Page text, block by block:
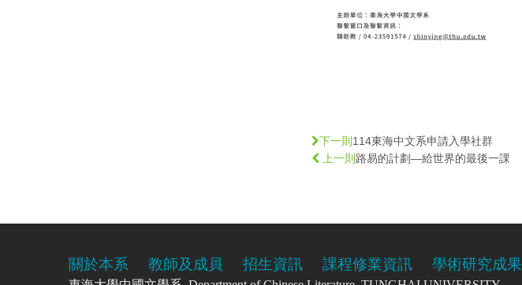
下一則 114東海中文系申請入學社群
上一則 路易的計劃—給世界的最後一課
關於本系 教師及成員 招生資訊 課程修業資訊 學術研究成果